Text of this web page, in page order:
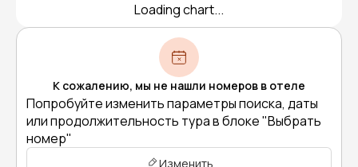
Loading chart...
К сожалению, мы не нашли номеров в отеле
Попробуйте изменить параметры поиска, даты
или продолжительность тура в блоке "Выбрать
номер"
Изменить